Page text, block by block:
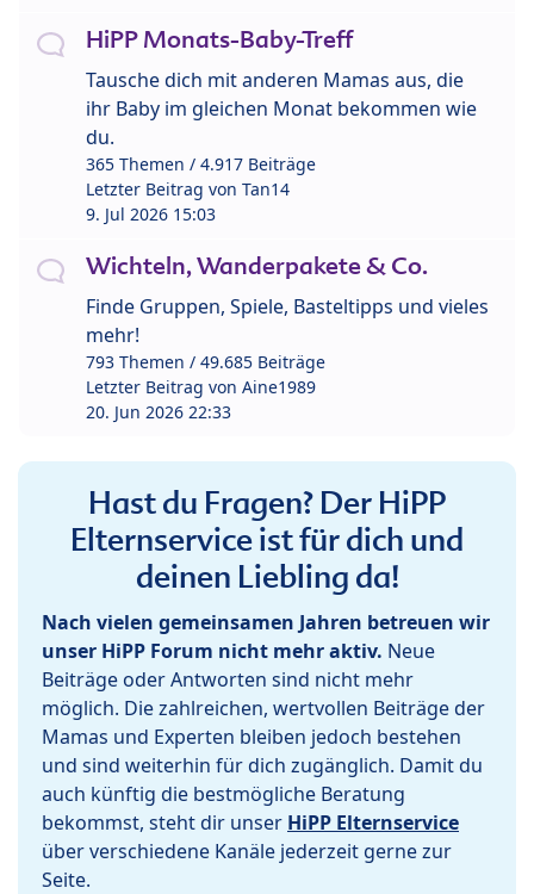
HiPP Monats-Baby-Treff
Tausche dich mit anderen Mamas aus, die
ihr Baby im gleichen Monat bekommen wie
du.
365 Themen / 4.917 Beiträge
Letzter Beitrag von Tan14
9. Jul 2026 15:03
Wichteln, Wanderpakete & Co.
Finde Gruppen, Spiele, Basteltipps und vieles
mehr!
793 Themen / 49.685 Beiträge
Letzter Beitrag von Aine1989
20. Jun 2026 22:33
Hast du Fragen? Der HiPP
Elternservice ist für dich und
deinen Liebling da!
Nach vielen gemeinsamen Jahren betreuen wir
unser HiPP Forum nicht mehr aktiv. Neue
Beiträge oder Antworten sind nicht mehr
möglich. Die zahlreichen, wertvollen Beiträge der
Mamas und Experten bleiben jedoch bestehen
und sind weiterhin für dich zugänglich. Damit du
auch künftig die bestmögliche Beratung
bekommst, steht dir unser HiPP Elternservice
über verschiedene Kanäle jederzeit gerne zur
Seite.